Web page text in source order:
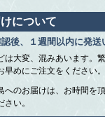
について
後、１週間以内に発送
大変、混みあいます。
早めにご注文をください。
のお届けは、お時間を
い。